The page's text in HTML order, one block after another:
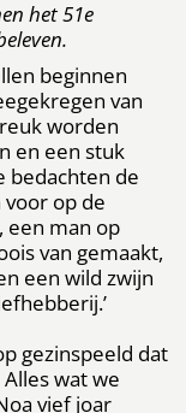
het 51e
beginnen
van
worden
en een stuk
bedachten de
op de
een man op
van gemaakt,
een wild zwijn
gezinspeeld dat
wat we
vief joar